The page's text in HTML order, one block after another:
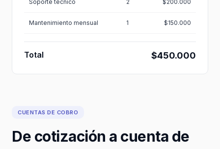
Soporte técnico 2 $200.000
Mantenimiento mensual 1 $150.000
Total $450.000
CUENTAS DE COBRO
De cotización a cuenta de